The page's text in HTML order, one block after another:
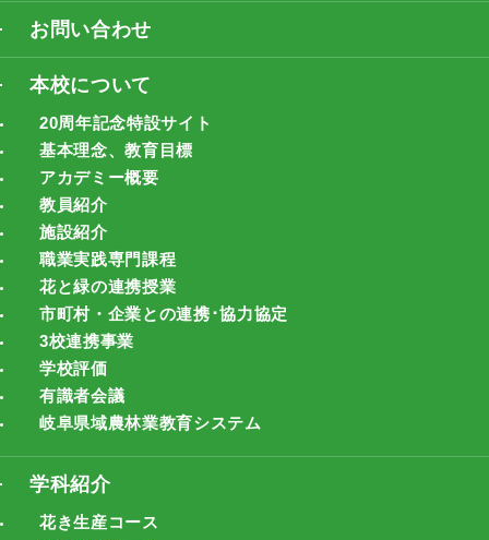
お問い合わせ
本校について
20周年記念特設サイト
基本理念、教育目標
アカデミー概要
教員紹介
施設紹介
職業実践専門課程
花と緑の連携授業
市町村・企業との連携･協力協定
3校連携事業
学校評価
有識者会議
岐阜県域農林業教育システム
学科紹介
花き生産コース